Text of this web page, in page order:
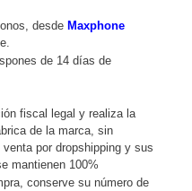
desde Maxphone
de 14 días de
fiscal legal y realiza la
de la marca, sin
por dropshipping y sus
mantienen 100%
conserve su número de